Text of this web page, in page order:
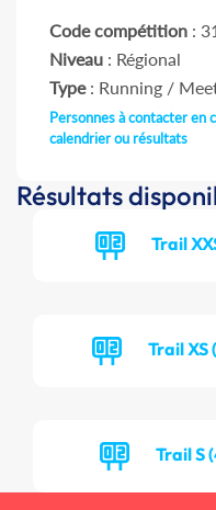
Code compétition :
Niveau : Régional
Type: Running /
Personnes à contacter en
calendrier ou résultats
Résultats
Trail
Trail
Trail S